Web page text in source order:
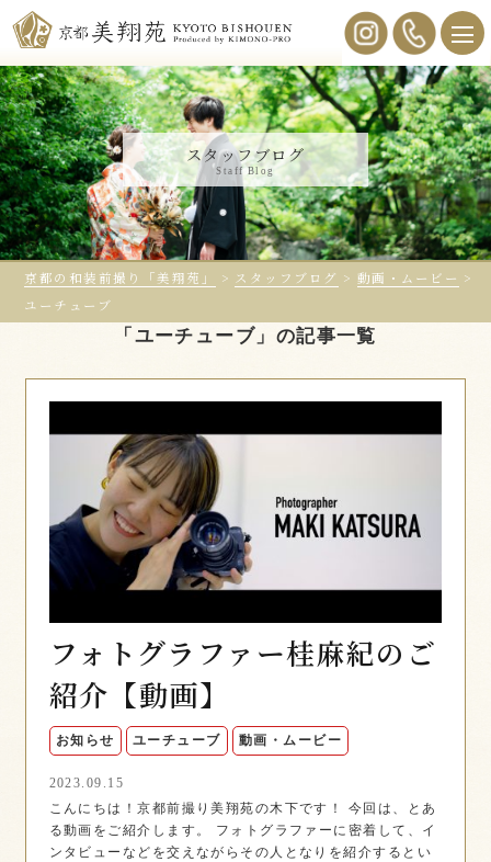
スタッフブログ
Staff Blog
京都の和装前撮り「美翔苑」 > スタッフブログ > 動画・ムービー >
ユーチューブ
「ユーチューブ」の記事一覧
フォトグラファー桂麻紀のご
紹介【動画】
お知らせ ユーチューブ 動画・ムービー
2023.09.15
こんにちは！京都前撮り美翔苑の木下です！ 今回は、とあ
る動画をご紹介します。 フォトグラファーに密着して、イ
ンタビューなどを交えながらその人となりを紹介するとい